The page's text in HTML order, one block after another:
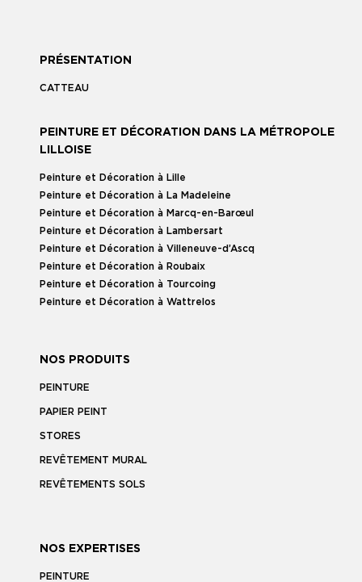
PRÉSENTATION
CATTEAU
PEINTURE ET DÉCORATION DANS LA MÉTROPOLE
LILLOISE
Peinture et Décoration à Lille
Peinture et Décoration à La Madeleine
Peinture et Décoration à Marcq-en-Barœul
Peinture et Décoration à Lambersart
Peinture et Décoration à Villeneuve-d’Ascq
Peinture et Décoration à Roubaix
Peinture et Décoration à Tourcoing
Peinture et Décoration à Wattrelos
NOS PRODUITS
PEINTURE
PAPIER PEINT
STORES
REVÊTEMENT MURAL
REVÊTEMENTS SOLS
NOS EXPERTISES
PEINTURE